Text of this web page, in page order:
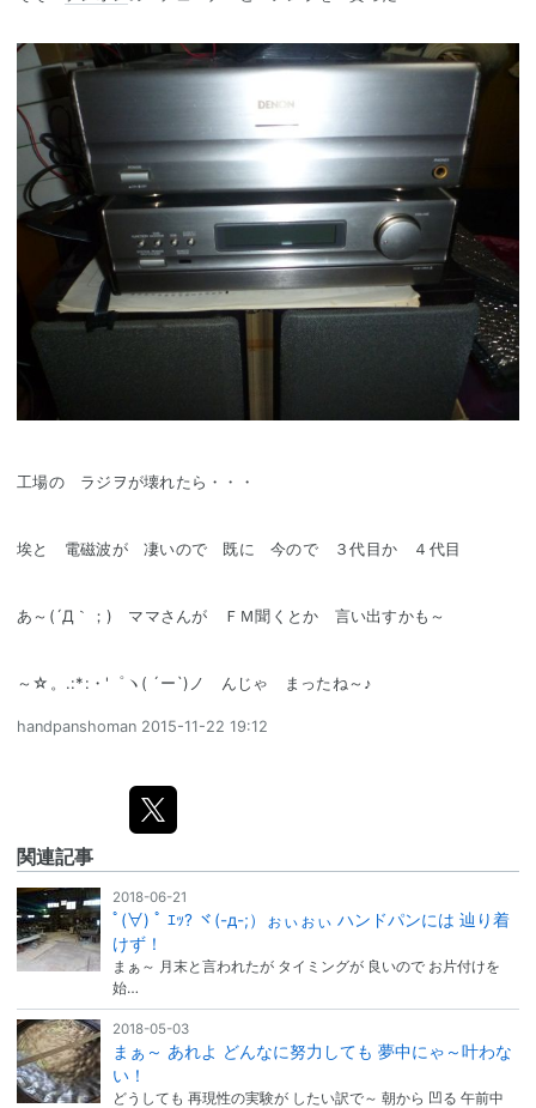
工場の ラジヲが壊れたら・・・
埃と 電磁波が 凄いので 既に 今ので ３代目か ４代目
あ～(´Д｀；) ママさんが ＦＭ聞くとか 言い出すかも～
～☆。.:*:・'゜ヽ( ´ー`)ノ んじゃ まったね～♪
handpanshoman 2015-11-22 19:12
関連記事
2018-06-21
ﾟ(∀) ﾟ ｴｯ? ヾ(-д-;）ぉぃぉぃ ハンドパンには 辿り着
けず！
まぁ～ 月末と言われたが タイミングが 良いので お片付けを
始…
2018-05-03
まぁ～ あれよ どんなに努力しても 夢中にゃ～叶わな
い！
どうしても 再現性の実験が したい訳で～ 朝から 凹る 午前中